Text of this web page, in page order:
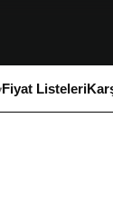
Fiyat Listeleri